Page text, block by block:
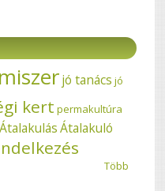
jó tanács jó
kert permakultúra
Átalakulás Átalakuló
Több